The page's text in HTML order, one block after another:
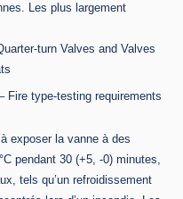
Les plus largement
turn Valves and Valves
Fire type-testing requirements
exposer la vanne à des
pendant 30 (+5, -0) minutes,
tels qu’un refroidissement